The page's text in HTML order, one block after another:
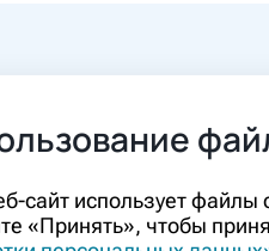
сайт использует
«Принять», чтобы